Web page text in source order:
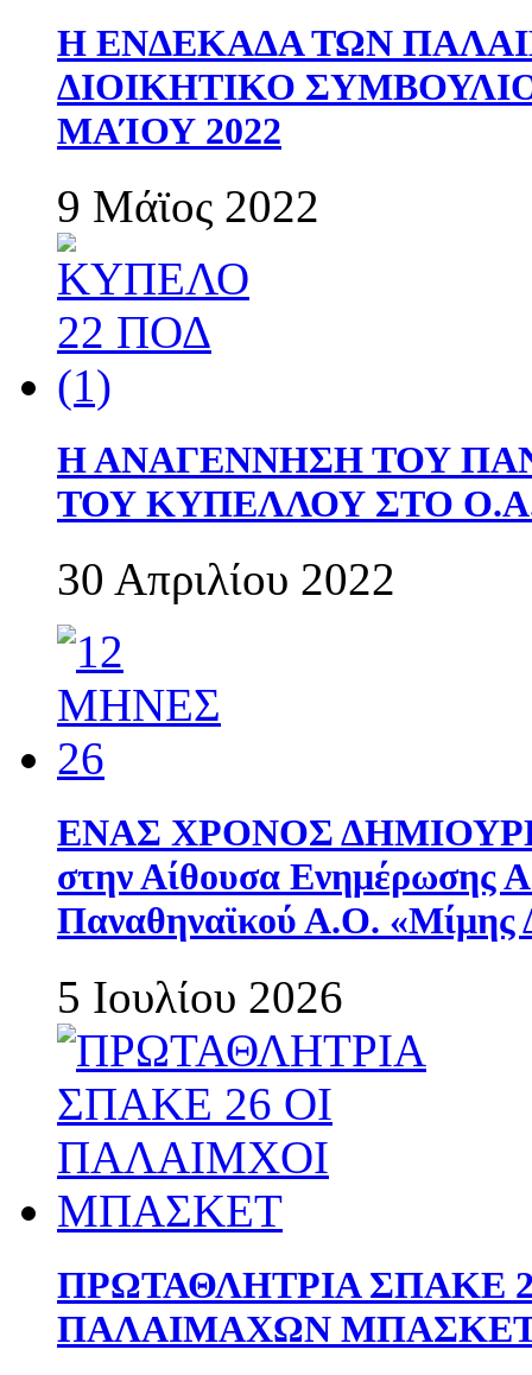
Η ΕΝΔΕΚΑΔΑ ΤΩΝ
ΔΙΟΙΚΗΤΙΚΟ
ΜΑΊΟΥ 2022
9 Μάϊος 2022
Η ΑΝΑΓΕΝΝΗΣΗ ΤΟΥ
ΤΟΥ ΚΥΠΕΛΛΟΥ ΣΤΟ
30 Απριλίου 2022
ΕΝΑΣ ΧΡΟΝΟΣ
στην Αίθουσα Ενημέρωσης
Παναθηναϊκού Α.Ο. «Μίμης
5 Ιουλίου 2026
ΠΡΩΤΑΘΛΗΤΡΙΑ ΣΠΑΚΕ
ΠΑΛΑΙΜΑΧΩΝ